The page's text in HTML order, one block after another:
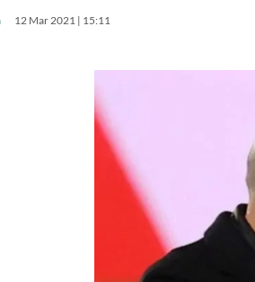
12 Mar 2021 | 15:11